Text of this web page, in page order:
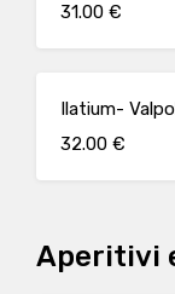
31.00 €
Ilatium-
32.00 €
Aperitivi